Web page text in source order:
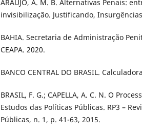
ARAÚJO, A. M. B. Alternativas Penais:
invisibilização. Justificando,
BAHIA. Secretaria de Administração
CEAPA. 2020.
BANCO CENTRAL DO BRASIL.
BRASIL, F. G.; CAPELLA, A. C. N. O
Estudos das Políticas Públicas. RP3 –
Públicas, n. 1, p. 41-63, 2015.